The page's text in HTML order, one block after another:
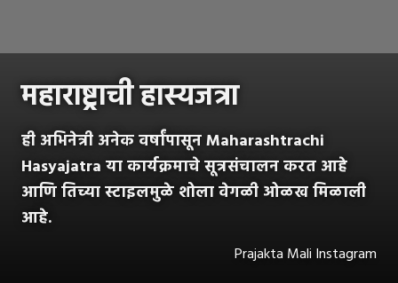
महाराष्ट्राची हास्यजत्रा
ही अभिनेत्री अनेक वर्षांपासून Maharashtrachi
Hasyajatra या कार्यक्रमाचे सूत्रसंचालन करत आहे
आणि तिच्या स्टाइलमुळे शोला वेगळी ओळख मिळाली
आहे.
Prajakta Mali Instagram